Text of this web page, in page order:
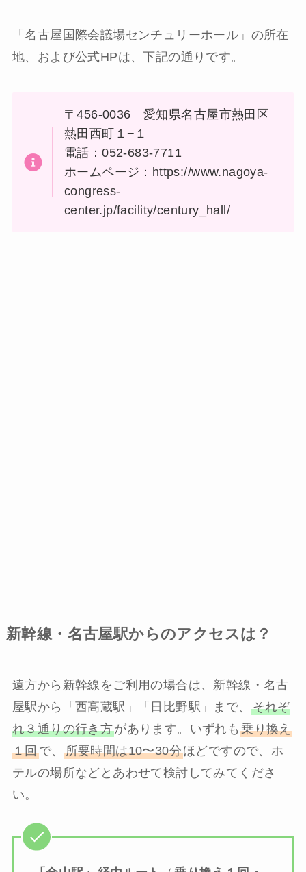
「名古屋国際会議場センチュリーホール」の所在
地、および公式HPは、下記の通りです。
〒456-0036 愛知県名古屋市熱田区
熱田西町１−１
電話：052-683-7711
ホームページ：https://www.nagoya-
congress-
center.jp/facility/century_hall/
新幹線・名古屋駅からのアクセスは？
遠方から新幹線をご利用の場合は、新幹線・名古
屋駅から「西高蔵駅」「日比野駅」まで、 それぞ
れ３通りの行き方があります。いずれも乗り換え
１回で、 所要時間は10〜30分ほどですので、ホ
テルの場所などとあわせて検討してみてくださ
い。